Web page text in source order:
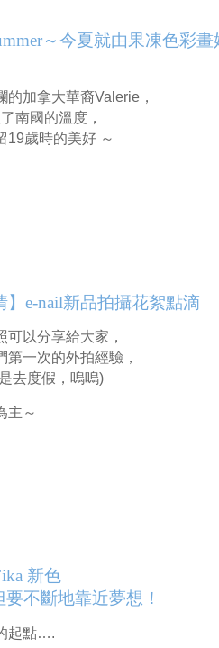
～今夏就由果凍色彩
加拿大華裔Valerie，
南國的溫度，
19歲時的美好 ～
】e-nail新品拍攝花絮點滴
以分享給大家，
一次的外拍經驗，
去度假，嗚嗚)
主～
新色
不斷地靠近夢想！
起點….